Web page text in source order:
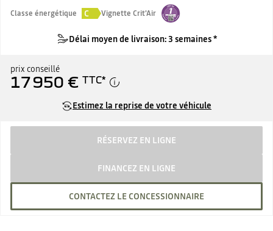
Classe énergétique
C Vignette Crit'Air
Délai moyen de livraison: 3 semaines *
prix conseillé
17 950 € TTC*
Estimez la reprise de votre véhicule
RÉSERVEZ EN LIGNE
FINANCEZ EN LIGNE
CONTACTEZ LE CONCESSIONNAIRE